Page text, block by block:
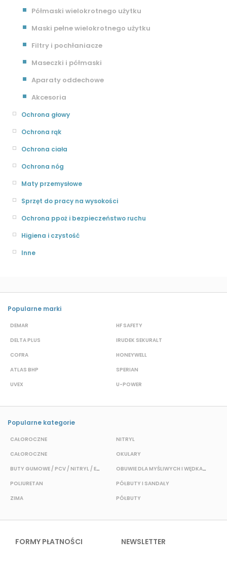
Półmaski wielokrotnego użytku
Maski pełne wielokrotnego użytku
Filtry i pochłaniacze
Maseczki i półmaski
Aparaty oddechowe
Akcesoria
Ochrona głowy
Ochrona rąk
Ochrona ciała
Ochrona nóg
Maty przemysłowe
Sprzęt do pracy na wysokości
Ochrona ppoż i bezpieczeństwo ruchu
Higiena i czystość
Inne
Popularne marki
DEMAR
DELTA PLUS
COFRA
ATLAS BHP
UVEX
HF SAFETY
IRUDEK SEKURALT
HONEYWELL
SPERIAN
U-POWER
Popularne kategorie
CAŁOROCZNE
CAŁOROCZNE
BUTY GUMOWE / PCV / NITRYL / EVA
POLIURETAN
ZIMA
NITRYL
OKULARY
OBUWIE DLA MYŚLIWYCH I WĘDKARZY
PÓŁBUTY I SANDAŁY
PÓŁBUTY
FORMY PŁATNOŚCI NEWSLETTER